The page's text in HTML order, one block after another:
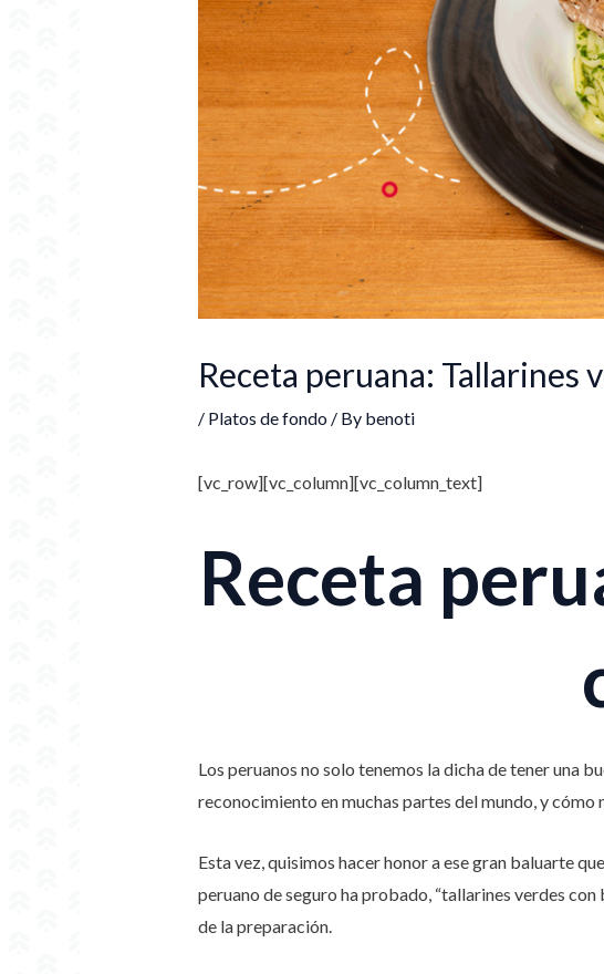
Receta peruana: Tallarines
/ Platos de fondo/ By benoti
[vc_row][vc_column][vc_column_text]
Receta
Los peruanos no solo tenemos la dicha de tener una
reconocimiento en muchas partes del mundo, y cómo
Esta vez, quisimos hacer honor a ese gran baluarte
peruano de seguro ha probado, “tallarines verdes
de la preparación.